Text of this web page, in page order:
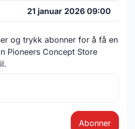
21 januar 2026 09:00
og trykk abonner for å få en
Pioneers Concept Store
Abonner